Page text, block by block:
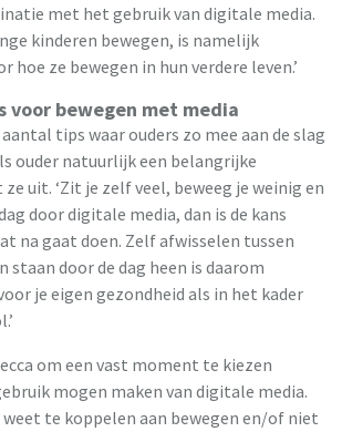
met het gebruik van digitale media.
kinderen bewegen, is namelijk
hoe ze bewegen in hun verdere leven.’
voor bewegen met media
tips waar ouders zo mee aan de slag
ouder natuurlijk een belangrijke
uit. ‘Zit je zelf veel, beweeg je weinig en
door digitale media, dan is de kans
na gaat doen. Zelf afwisselen tussen
staan door de dag heen is daarom
je eigen gezondheid als in het kader
om een vast moment te kiezen
mogen maken van digitale media.
weet te koppelen aan bewegen en/of niet